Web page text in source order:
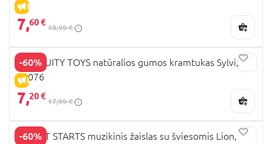
IŠPARDAVIMAS
7,60 €
18,99 €
-60%
IŠPARDAVIMAS
INGENUITY TOYS natūralios gumos kramtukas Sylvi,
13076
7,20 €
17,99 €
-60%
BRIGHT STARTS muzikinis žaislas su šviesomis Lion,